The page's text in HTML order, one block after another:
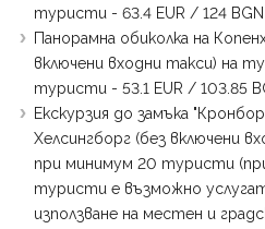
туристи - 63.4 EUR / 124
Панорамна обиколка на
включени входни такси) на
туристи - 53.1 EUR / 103.85
Екскурзия до замъка
Хелсингборг (без включени
при минимум 20 туристи
туристи е възможно
използване на местен и